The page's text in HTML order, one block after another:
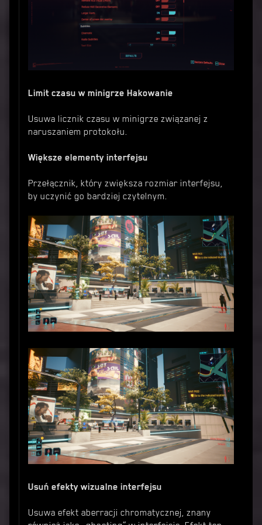
Limit czasu w minigrze Hakowanie
Usuwa licznik czasu w minigrze związanej z
naruszaniem protokołu.
Większe elementy interfejsu
Przełącznik, który zwiększa rozmiar interfejsu,
by uczynić go bardziej czytelnym.
Usuń efekty wizualne interfejsu
Usuwa efekt aberracji chromatycznej, znany